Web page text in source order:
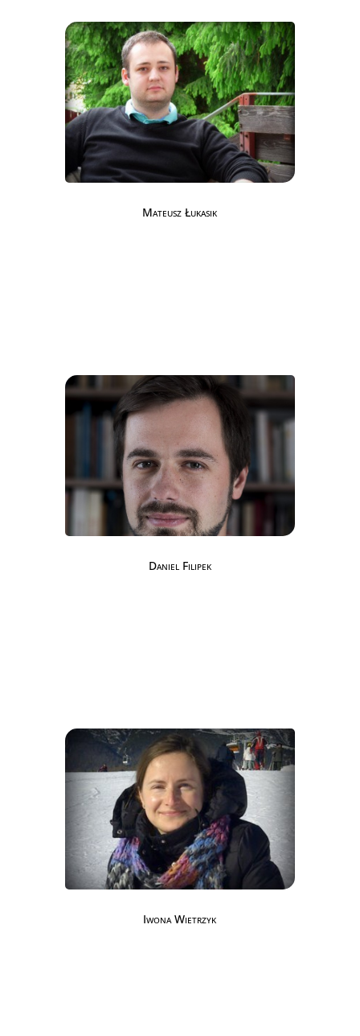
Mateusz Łukasik
Daniel Filipek
Iwona Wietrzyk